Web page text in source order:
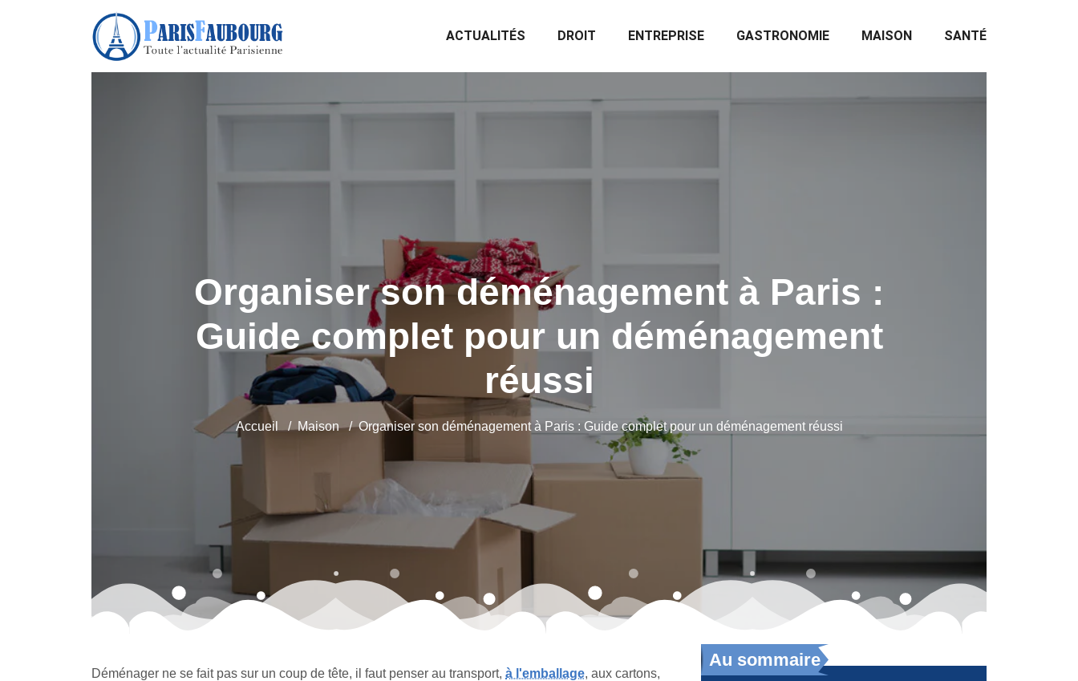
ACTUALITÉS DROIT ENTREPRISE GASTRONOMIE MAISON SANTÉ
Organiser son déménagement à Paris :
Guide complet pour un déménagement
réussi
Accueil Maison Organiser son déménagement à Paris : Guide complet pour un déménagement réussi
Déménager ne se fait pas sur un coup de tête, il faut penser au transport, à l'emballage, aux cartons,
Au sommaire